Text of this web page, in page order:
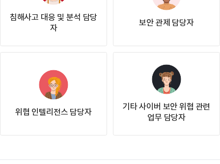
침해사고 대응 및 분석 담당
자
보안 관제 담당자
위협 인텔리전스 담당자
기타 사이버 보안 위협 관련
업무 담당자